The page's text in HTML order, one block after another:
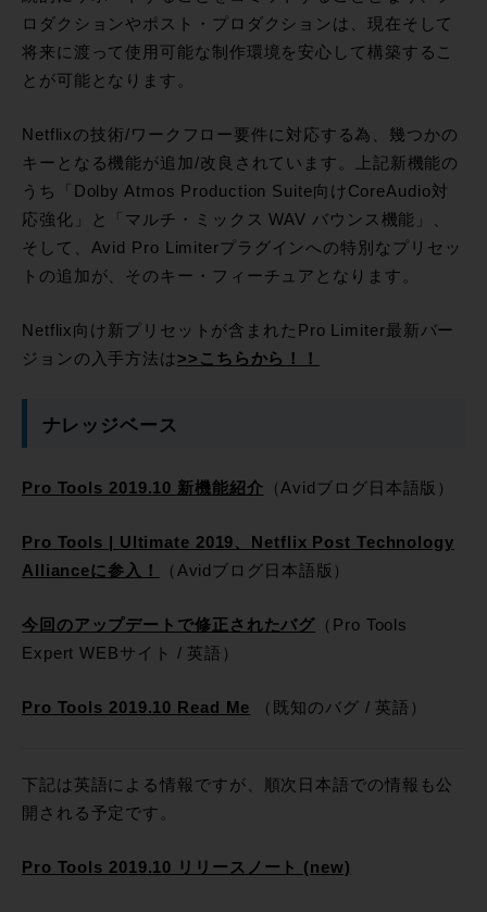
ロダクションやポスト・プロダクションは、現在そして
将来に渡って使用可能な制作環境を安心して構築するこ
とが可能となります。
Netflixの技術/ワークフロー要件に対応する為、幾つかの
キーとなる機能が追加/改良されています。上記新機能の
うち「Dolby Atmos Production Suite向けCoreAudio対
応強化」と「マルチ・ミックス WAV バウンス機能」、
そして、Avid Pro Limiterプラグインへの特別なプリセッ
トの追加が、そのキー・フィーチュアとなります。
Netflix向け新プリセットが含まれたPro Limiter最新バー
ジョンの入手方法は>>こちらから！！
ナレッジベース
Pro Tools 2019.10 新機能紹介 （Avidブログ日本語版）
Pro Tools | Ultimate 2019、Netflix Post Technology
Allianceに参入！
（Avidブログ日本語版）
今回のアップデートで修正されたバグ （Pro Tools
Expert WEBサイト / 英語）
Pro Tools 2019.10 Read Me （既知のバグ / 英語）
下記は英語による情報ですが、順次日本語での情報も公
開される予定です。
Pro Tools 2019.10 リリースノート (new)